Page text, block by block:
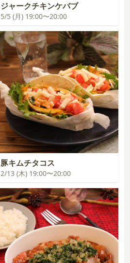
ジャークチキンケバブ
5/5 (月) 19:00〜20:00
豚キムチタコス
2/13 (木) 19:00〜20:00